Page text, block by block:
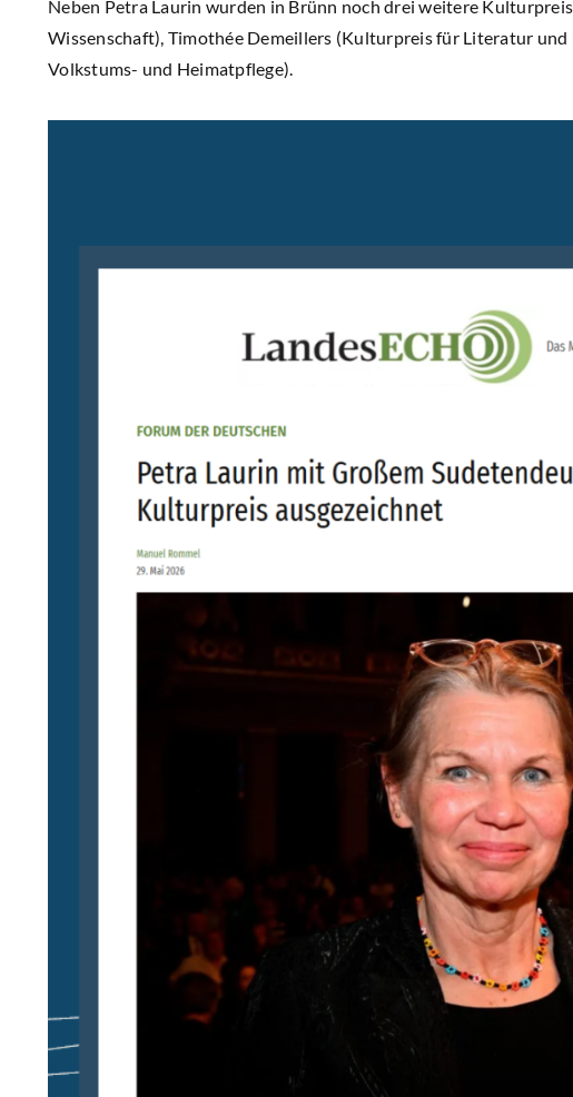
Neben Petra Laurin wurden in Brünn noch drei weitere
Wissenschaft), Timothée Demeillers (Kulturpreis für Literatur
Volkstums- und Heimatpflege).